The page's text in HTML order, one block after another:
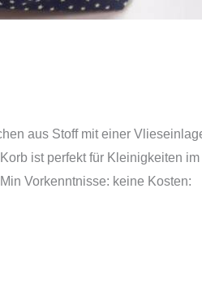
aus Stoff mit einer
ist perfekt für Kleinigkeiten
Vorkenntnisse: keine Kosten: